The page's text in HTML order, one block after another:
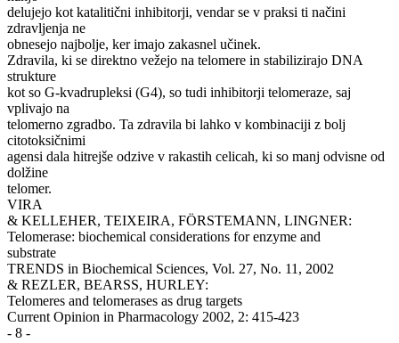
delujejo kot katalitični inhibitorji, vendar se v praksi ti načini
zdravljenja ne
obnesejo najbolje, ker imajo zakasnel učinek.
Zdravila, ki se direktno vežejo na telomere in stabilizirajo DNA
strukture
kot so G-kvadrupleksi (G4), so tudi inhibitorji telomeraze, saj
vplivajo na
telomerno zgradbo. Ta zdravila bi lahko v kombinaciji z bolj
citotoksičnimi
agensi dala hitrejše odzive v rakastih celicah, ki so manj odvisne od
dolžine
telomer.
VIRA
& KELLEHER, TEIXEIRA, FÖRSTEMANN, LINGNER:
Telomerase: biochemical considerations for enzyme and
substrate
TRENDS in Biochemical Sciences, Vol. 27, No. 11, 2002
& REZLER, BEARSS, HURLEY:
Telomeres and telomerases as drug targets
Current Opinion in Pharmacology 2002, 2: 415-423
- 8 -